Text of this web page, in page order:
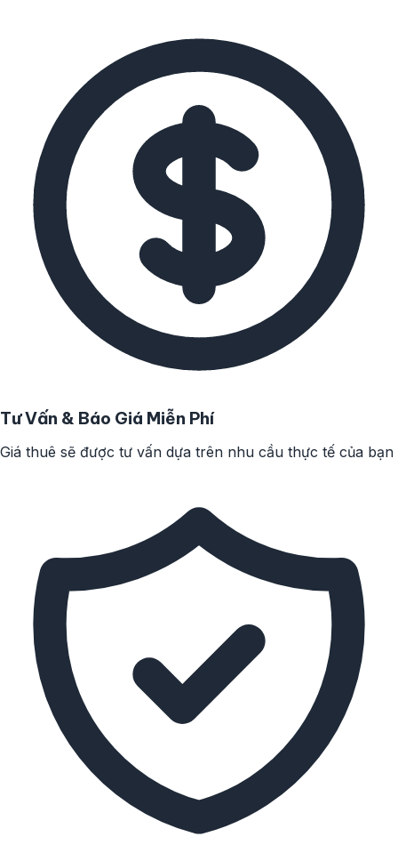
Tư Vấn & Báo Giá Miễn Phí
Giá thuê sẽ được tư vấn dựa trên nhu cầu thực tế của bạn